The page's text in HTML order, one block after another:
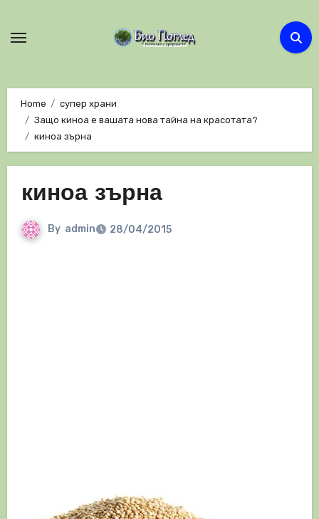
Home
супер храни
Защо киноа е вашата нова тайна на красотата?
киноа зърна
киноа зърна
By admin 28/04/2015